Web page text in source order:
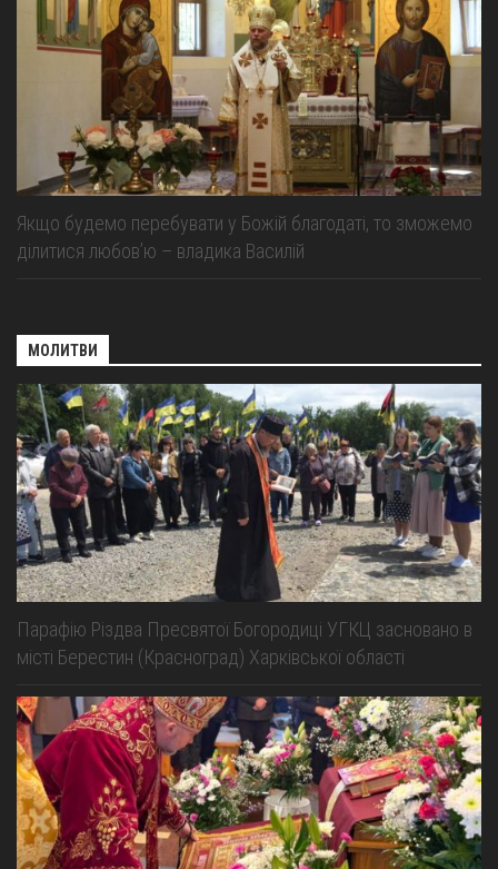
Якщо будемо перебувати у Божій благодаті, то зможемо
ділитися любов’ю – владика Василій
МОЛИТВИ
Парафію Різдва Пресвятої Богородиці УГКЦ засновано в
місті Берестин (Красноград) Харківської області